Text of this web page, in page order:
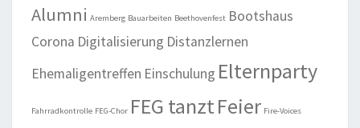
Alumni Aremberg Bauarbeiten Beethovenfest Bootshaus
Corona Digitalisierung Distanzlernen
Ehemaligentreffen Einschulung Elternparty
Fahrradkontrolle FEG-Chor FEG tanztFeier Fire-Voices